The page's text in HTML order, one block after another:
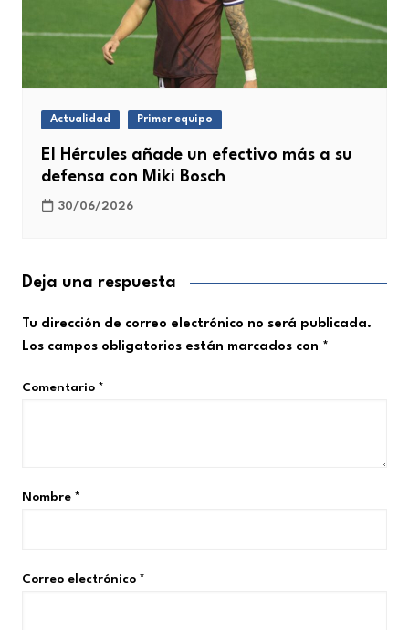
Actualidad Primer equipo
El Hércules añade un efectivo más a su
defensa con Miki Bosch
30/06/2026
Deja una respuesta
Tu dirección de correo electrónico no será publicada.
Los campos obligatorios están marcados con *
Comentario *
Nombre *
Correo electrónico *